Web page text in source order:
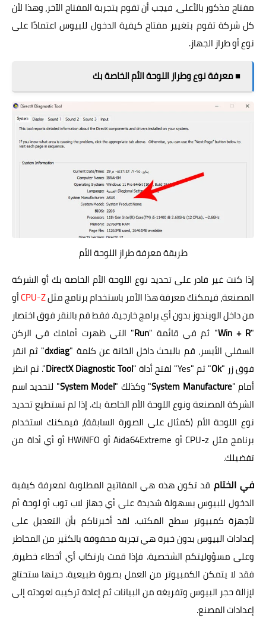
مفتاح مذكور بالأعلى، فيجب أن تقوم بتجربة المفتاح الآخر، وهذا لأن
كل شركة تقوم بتغيير مفتاح كيفية الدخول للبيوس اعتمادًا على
نوع أو طراز الجهاز.
■ معرفة نوع وطراز اللوحة الأم الخاصة بك
طريقة معرفة طراز اللوحة الأم
إذا كنت غير قادر على تحديد نوع اللوحة الأم الخاصة بك أو الشركة
المصنعة، فيمكنك معرفة هذا الأمر باستخدام برنامج مثلCPU-Zأو
من داخل الويندوز بدون أي برامج خارجية. فقط قم بالنقر فوق اختصار
"
Win + R" ثم في قائمة "Run" التي ظهرت أمامك في الركن
السفلي الأيسر، قم بالبحث داخل الخانة عن كلمة "dxdiag" ثم انقر
فوق زر "Ok" ثم "Yes" لفتح أداة " DirectX Diagnostic Tool". ثم انظر
أمام "System Manufacture" وكذلك "System Model" لتحديد اسم
الشركة المصنعة ونوع اللوحة الأم الخاصة بك. إذا لم تستطيع تحديد
نوع اللوحة الأم (كمثال على الصورة السابقة)، فيمكنك استخدام
برنامج مثل CPU-z أو Aida64Extreme أو HWiNFO أو أي أداة من
تفضيلك.
في الختام قد تكون هذه هي المفاتيح المطلوبة لمعرفة كيفية
الدخول للبيوس بسهولة شديدة على أي جهاز لاب توب أو لوحة أم
لأجهزة كمبيوتر سطح المكتب. لقد أخبرناكم بأن التعديل على
إعدادات البيوس بدون خبرة هي تجربة محفوفة بالكثير من المخاطر
وعلى مسؤوليتكم الشخصية. فإذا قمت بارتكاب أي أخطاء خطيرة،
فقد لا يتمكن الكمبيوتر من العمل بصورة طبيعية. حينها ستحتاج
لإزالة حجر البيوس وتفريغه من البيانات ثم إعادة تركيبه لعودته إلى
إعدادات المصنع.